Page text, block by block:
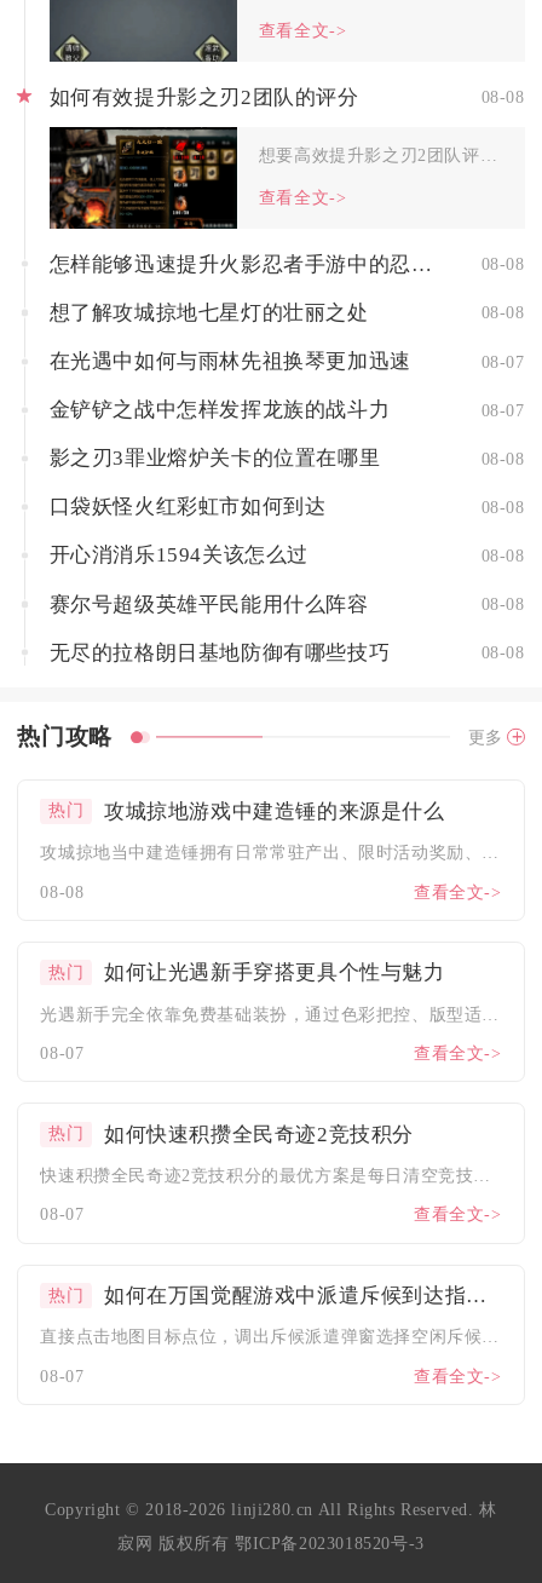
查看全文->
如何有效提升影之刃2团队的评分 08-08
想要高效提升影之刃2团队评分，核心路径是围绕阵容羁绊搭配、角...
查看全文->
怎样能够迅速提升火影忍者手游中的忍者实力 08-08
想了解攻城掠地七星灯的壮丽之处 08-08
在光遇中如何与雨林先祖换琴更加迅速 08-07
金铲铲之战中怎样发挥龙族的战斗力 08-07
影之刃3罪业熔炉关卡的位置在哪里 08-08
口袋妖怪火红彩虹市如何到达 08-08
开心消消乐1594关该怎么过 08-08
赛尔号超级英雄平民能用什么阵容 08-08
无尽的拉格朗日基地防御有哪些技巧 08-08
热门攻略 更多
热门 攻城掠地游戏中建造锤的来源是什么
攻城掠地当中建造锤拥有日常常驻产出、限时活动奖励、集市与商城...
08-08 查看全文->
热门 如何让光遇新手穿搭更具个性与魅力
08-07 查看全文->
热门 如何快速积攒全民奇迹2竞技积分
08-07 查看全文->
热门 如何在万国觉醒游戏中派遣斥候到达指定地点
直接点击地图目标点位，调出斥候派遣弹窗选择空闲斥候并确认行军...
08-07 查看全文->
Copyright © 2018-2026 linji280.cn All Rights Reserved. 林
寂网 版权所有 鄂ICP备2023018520号-3